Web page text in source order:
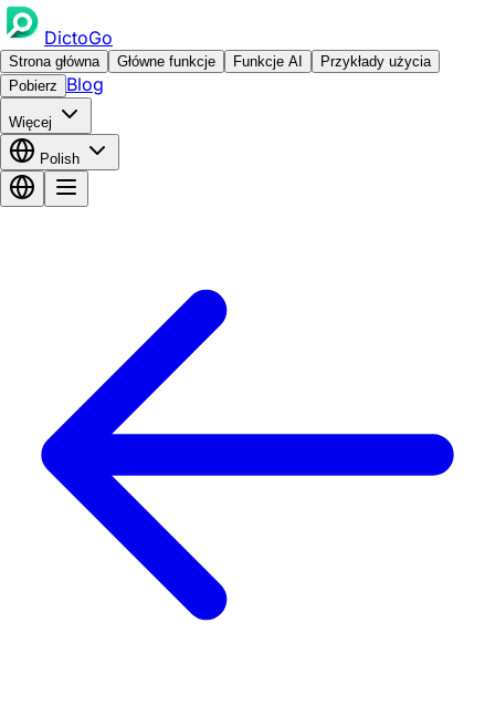
DictoGo
Strona główna Główne funkcje Funkcje AI
Przykłady użycia
Pobierz
Blog
Więcej
Polish